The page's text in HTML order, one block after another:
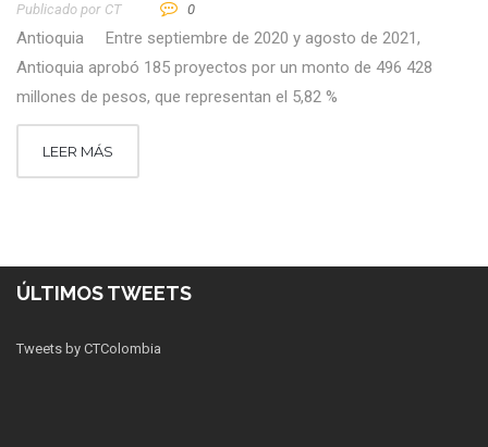
Publicado por CT 0
Antioquia Entre septiembre de 2020 y agosto de 2021,
Antioquia aprobó 185 proyectos por un monto de 496 428
millones de pesos, que representan el 5,82 %
LEER MÁS
ÚLTIMOS TWEETS
Tweets by CTColombia